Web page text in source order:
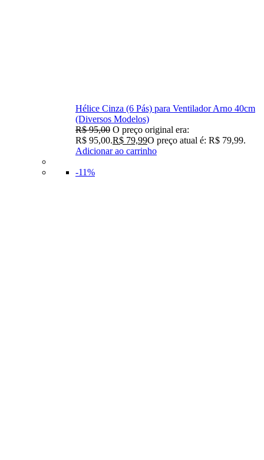
Hélice Cinza (6 Pás) para Ventilador Arno 40cm
(Diversos Modelos)
R$95,00 O preço original era:
R$ 95,00.R$ 79,99O preço atual é: R$ 79,99.
Adicionar ao carrinho
-11%